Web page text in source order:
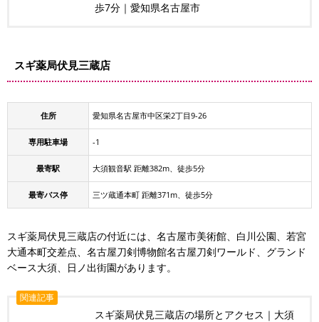
歩7分｜愛知県名古屋市
スギ薬局伏見三蔵店
住所 愛知県名古屋市中区栄2丁目9-26
専用駐車場 -1
最寄駅 大須観音駅 距離382m、徒歩5分
最寄バス停 三ツ蔵通本町 距離371m、徒歩5分
スギ薬局伏見三蔵店の付近には、名古屋市美術館、白川公園、若宮
大通本町交差点、名古屋刀剣博物館名古屋刀剣ワールド、グランド
ベース大須、日ノ出街園があります。
関連記事
スギ薬局伏見三蔵店の場所とアクセス｜大須